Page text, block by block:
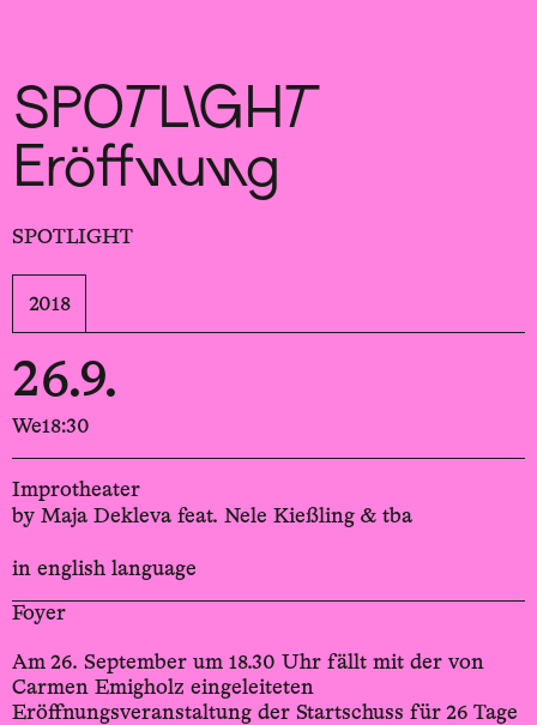
SPOTLIGHT
Eröffnung
SPOTLIGHT
2018
26.9.
We18:30
Improtheater
by Maja Dekleva feat. Nele Kießling & tba
in english language
Foyer
Am 26. September um 18.30 Uhr fällt mit der von
Carmen Emigholz eingeleiteten
Eröffnungsveranstaltung der Startschuss für 26 Tage